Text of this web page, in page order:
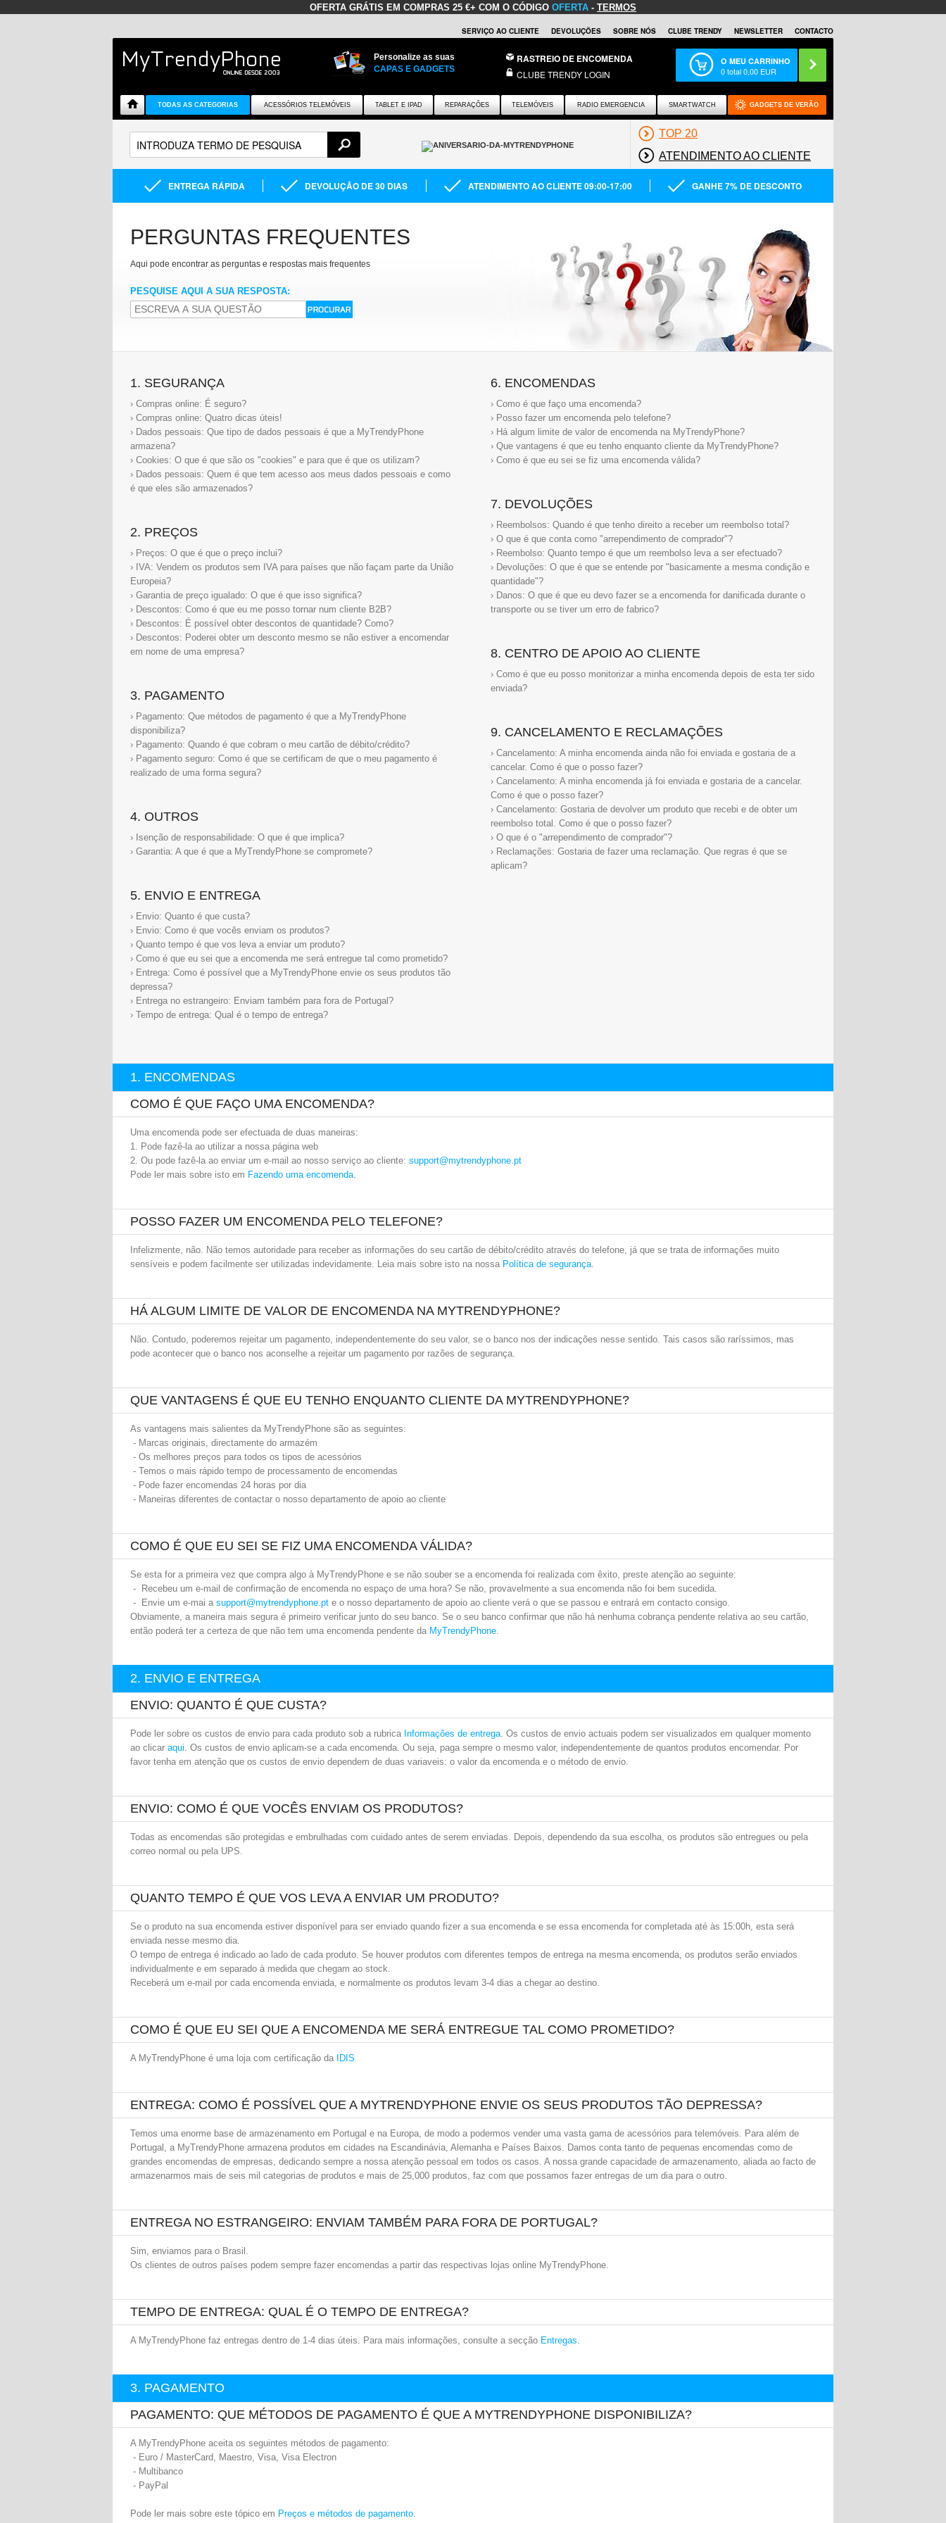
OFERTA GRÁTIS EM COMPRAS 25 €+ COM O CÓDIGO OFERTA - TERMOS
SERVIÇO AO CLIENTE DEVOLUÇÕES SOBRE NÓS CLUBE TRENDY NEWSLETTER CONTACTO
Personalize as suas
CAPAS E GADGETS
RASTREIO DE ENCOMENDA
CLUBE TRENDY LOGIN
O MEU CARRINHO
0total0,00 EUR
TODAS AS CATEGORIAS ACESSÓRIOS TELEMÓVEIS TABLET E IPAD REPARAÇÕES TELEMÓVEIS RADIO EMERGENCIA SMARTWATCH GADGETS DE VERÃO
TOP 20
ATENDIMENTO AO CLIENTE
ENTREGA RÁPIDA DEVOLUÇÃO DE 30 DIAS ATENDIMENTO AO CLIENTE 09:00-17:00 GANHE 7% DE DESCONTO
PERGUNTAS FREQUENTES
Aqui pode encontrar as perguntas e respostas mais frequentes
PESQUISE AQUI A SUA RESPOSTA:
1. SEGURANÇA
› Compras online: É seguro?
› Compras online: Quatro dicas úteis!
› Dados pessoais: Que tipo de dados pessoais é que a MyTrendyPhone
armazena?
› Cookies: O que é que são os "cookies" e para que é que os utilizam?
› Dados pessoais: Quem é que tem acesso aos meus dados pessoais e como
é que eles são armazenados?
2. PREÇOS
› Preços: O que é que o preço inclui?
› IVA: Vendem os produtos sem IVA para países que não façam parte da União
Europeia?
› Garantia de preço igualado: O que é que isso significa?
› Descontos: Como é que eu me posso tornar num cliente B2B?
› Descontos: É possível obter descontos de quantidade? Como?
› Descontos: Poderei obter um desconto mesmo se não estiver a encomendar
em nome de uma empresa?
3. PAGAMENTO
› Pagamento: Que métodos de pagamento é que a MyTrendyPhone
disponibiliza?
› Pagamento: Quando é que cobram o meu cartão de débito/crédito?
› Pagamento seguro: Como é que se certificam de que o meu pagamento é
realizado de uma forma segura?
4. OUTROS
› Isenção de responsabilidade: O que é que implica?
› Garantia: A que é que a MyTrendyPhone se compromete?
5. ENVIO E ENTREGA
› Envio: Quanto é que custa?
› Envio: Como é que vocês enviam os produtos?
› Quanto tempo é que vos leva a enviar um produto?
› Como é que eu sei que a encomenda me será entregue tal como prometido?
› Entrega: Como é possível que a MyTrendyPhone envie os seus produtos tão
depressa?
› Entrega no estrangeiro: Enviam também para fora de Portugal?
› Tempo de entrega: Qual é o tempo de entrega?
6. ENCOMENDAS
› Como é que faço uma encomenda?
› Posso fazer um encomenda pelo telefone?
› Há algum limite de valor de encomenda na MyTrendyPhone?
› Que vantagens é que eu tenho enquanto cliente da MyTrendyPhone?
› Como é que eu sei se fiz uma encomenda válida?
7. DEVOLUÇÕES
› Reembolsos: Quando é que tenho direito a receber um reembolso total?
› O que é que conta como "arrependimento de comprador"?
› Reembolso: Quanto tempo é que um reembolso leva a ser efectuado?
› Devoluções: O que é que se entende por "basicamente a mesma condição e
quantidade"?
› Danos: O que é que eu devo fazer se a encomenda for danificada durante o
transporte ou se tiver um erro de fabrico?
8. CENTRO DE APOIO AO CLIENTE
› Como é que eu posso monitorizar a minha encomenda depois de esta ter sido
enviada?
9. CANCELAMENTO E RECLAMAÇÕES
› Cancelamento: A minha encomenda ainda não foi enviada e gostaria de a
cancelar. Como é que o posso fazer?
› Cancelamento: A minha encomenda já foi enviada e gostaria de a cancelar.
Como é que o posso fazer?
› Cancelamento: Gostaria de devolver um produto que recebi e de obter um
reembolso total. Como é que o posso fazer?
› O que é o "arrependimento de comprador"?
› Reclamações: Gostaria de fazer uma reclamação. Que regras é que se
aplicam?
1. ENCOMENDAS
COMO É QUE FAÇO UMA ENCOMENDA?
Uma encomenda pode ser efectuada de duas maneiras:
1. Pode fazê-la ao utilizar a nossa página web
2. Ou pode fazê-la ao enviar um e-mail ao nosso serviço ao cliente: support@mytrendyphone.pt
Pode ler mais sobre isto em Fazendo uma encomenda
POSSO FAZER UM ENCOMENDA PELO TELEFONE?
Infelizmente, não. Não temos autoridade para receber as informações do seu cartão de débito/crédito através do telefone, já que se trata de informações muito
sensíveis e podem facilmente ser utilizadas indevidamente. Leia mais sobre isto na nossa Política de segurança
HÁ ALGUM LIMITE DE VALOR DE ENCOMENDA NA MYTRENDYPHONE?
Não. Contudo, poderemos rejeitar um pagamento, independentemente do seu valor, se o banco nos der indicações nesse sentido. Tais casos são raríssimos, mas
pode acontecer que o banco nos aconselhe a rejeitar um pagamento por razões de segurança.
QUE VANTAGENS É QUE EU TENHO ENQUANTO CLIENTE DA MYTRENDYPHONE?
As vantagens mais salientes da MyTrendyPhone são as seguintes:
- Marcas originais, directamente do armazém
- Os melhores preços para todos os tipos de acessórios
- Temos o mais rápido tempo de processamento de encomendas
- Pode fazer encomendas 24 horas por dia
- Maneiras diferentes de contactar o nosso departamento de apoio ao cliente
COMO É QUE EU SEI SE FIZ UMA ENCOMENDA VÁLIDA?
Se esta for a primeira vez que compra algo à MyTrendyPhone e se não souber se a encomenda foi realizada com êxito, preste atenção ao seguinte:
- Recebeu um e-mail de confirmação de encomenda no espaço de uma hora? Se não, provavelmente a sua encomenda não foi bem sucedida.
- Envie um e-mai a support@mytrendyphone.pt e o nosso departamento de apoio ao cliente verá o que se passou e entrará em contacto consigo.
Obviamente, a maneira mais segura é primeiro verificar junto do seu banco. Se o seu banco confirmar que não há nenhuma cobrança pendente relativa ao seu cartão,
então poderá ter a certeza de que não tem uma encomenda pendente da MyTrendyPhone
2. ENVIO E ENTREGA
ENVIO: QUANTO É QUE CUSTA?
Pode ler sobre os custos de envio para cada produto sob a rubrica Informações de entrega . Os custos de envio actuais podem ser visualizados em qualquer momento
ao clicar aqui . Os custos de envio aplicam-se a cada encomenda. Ou seja, paga sempre o mesmo valor, independentemente de quantos produtos encomendar. Por
favor tenha em atenção que os custos de envio dependem de duas variaveis: o valor da encomenda e o método de envio.
ENVIO: COMO É QUE VOCÊS ENVIAM OS PRODUTOS?
Todas as encomendas são protegidas e embrulhadas com cuidado antes de serem enviadas. Depois, dependendo da sua escolha, os produtos são entregues ou pela
correo normal ou pela UPS.
QUANTO TEMPO É QUE VOS LEVA A ENVIAR UM PRODUTO?
Se o produto na sua encomenda estiver disponível para ser enviado quando fizer a sua encomenda e se essa encomenda for completada até às 15:00h, esta será
enviada nesse mesmo dia.
O tempo de entrega é indicado ao lado de cada produto. Se houver produtos com diferentes tempos de entrega na mesma encomenda, os produtos serão enviados
individualmente e em separado à medida que chegam ao stock.
Receberá um e-mail por cada encomenda enviada, e normalmente os produtos levam 3-4 dias a chegar ao destino.
COMO É QUE EU SEI QUE A ENCOMENDA ME SERÁ ENTREGUE TAL COMO PROMETIDO?
A MyTrendyPhone é uma loja com certificação da IDIS
ENTREGA: COMO É POSSÍVEL QUE A MYTRENDYPHONE ENVIE OS SEUS PRODUTOS TÃO DEPRESSA?
Temos uma enorme base de armazenamento em Portugal e na Europa, de modo a podermos vender uma vasta gama de acessórios para telemóveis. Para além de
Portugal, a MyTrendyPhone armazena produtos em cidades na Escandinávia, Alemanha e Países Baixos. Damos conta tanto de pequenas encomendas como de
grandes encomendas de empresas, dedicando sempre a nossa atenção pessoal em todos os casos. A nossa grande capacidade de armazenamento, aliada ao facto de
armazenarmos mais de seis mil categorias de produtos e mais de 25,000 produtos, faz com que possamos fazer entregas de um dia para o outro.
ENTREGA NO ESTRANGEIRO: ENVIAM TAMBÉM PARA FORA DE PORTUGAL?
Sim, enviamos para o Brasil.
Os clientes de outros países podem sempre fazer encomendas a partir das respectivas lojas online MyTrendyPhone.
TEMPO DE ENTREGA: QUAL É O TEMPO DE ENTREGA?
A MyTrendyPhone faz entregas dentro de 1-4 dias úteis. Para mais informações, consulte a secção Entregas
3. PAGAMENTO
PAGAMENTO: QUE MÉTODOS DE PAGAMENTO É QUE A MYTRENDYPHONE DISPONIBILIZA?
A MyTrendyPhone aceita os seguintes métodos de pagamento:
- Euro / MasterCard, Maestro, Visa, Visa Electron
- Multibanco
- PayPal
Pode ler mais sobre este tópico em Preços e métodos de pagamento